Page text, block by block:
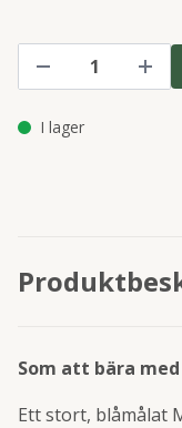
I lager
Som att bära
Ett stort, blåmålat